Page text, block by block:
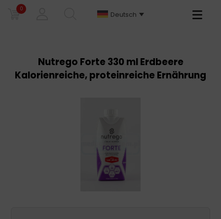
0
Deutsch
Primary
Nutrego Forte 330 ml Erdbeere
Kalorienreiche, proteinreiche Ernährung